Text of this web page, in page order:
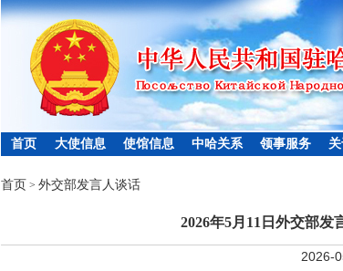
首页 大使信息 使馆信息 中哈关系 领事服务
首页 > 外交部发言人谈话
2026年5月11日外交部发
2026-